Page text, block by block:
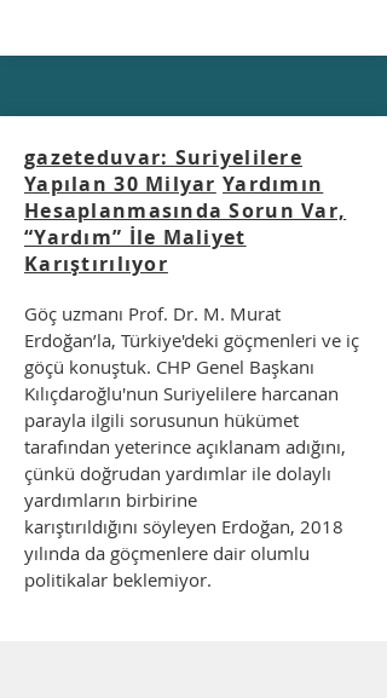
gazeteduvar: Suriyelilere
Yapılan 30 Milyar Yardımın
Hesaplanmasında Sorun Var,
“Yardım” İle Maliyet
Karıştırılıyor
Göç uzmanı Prof. Dr. M. Murat
Erdoğan’la, Türkiye'deki göçmenleri ve iç
göçü konuştuk. CHP Genel Başkanı
Kılıçdaroğlu'nun Suriyelilere harcanan
parayla ilgili sorusunun hükümet
tarafından yeterince açıklanam adığını,
çünkü doğrudan yardımlar ile dolaylı
yardımların birbirine
karıştırıldığını söyleyen Erdoğan, 2018
yılında da göçmenlere dair olumlu
politikalar beklemiyor.